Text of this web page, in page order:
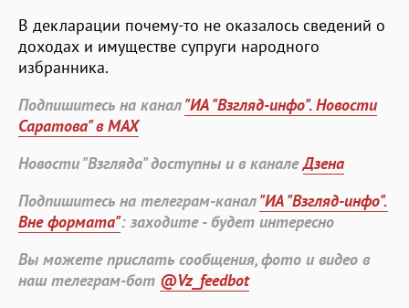
В декларации почему-то не оказалось сведений о
доходах и имуществе супруги народного
избранника.
Подпишитесь на канал"ИА "Взгляд-инфо". Новости
Саратова" в MAX
Новости "Взгляда" доступны и в каналеДзена
Подпишитесь на телеграм-канал"ИА "Взгляд-инфо".
Вне формата": заходите - будет интересно
Вы можете прислать сообщения, фото и видео в
наш телеграм-бот @Vz_feedbot